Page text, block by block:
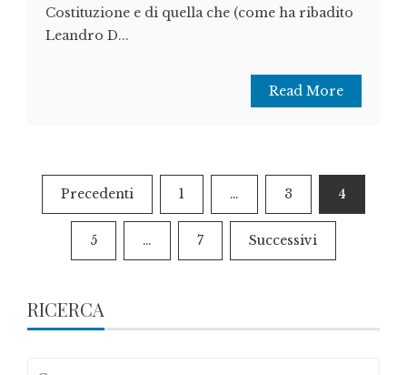
Costituzione e di quella che (come ha ribadito
Leandro D...
Read More
Paginazione
degli
articoli
Precedenti 1 … 3 4
5 … 7 Successivi
RICERCA